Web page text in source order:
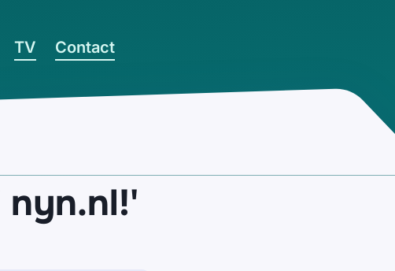
TV Contact
nyn.nl!'